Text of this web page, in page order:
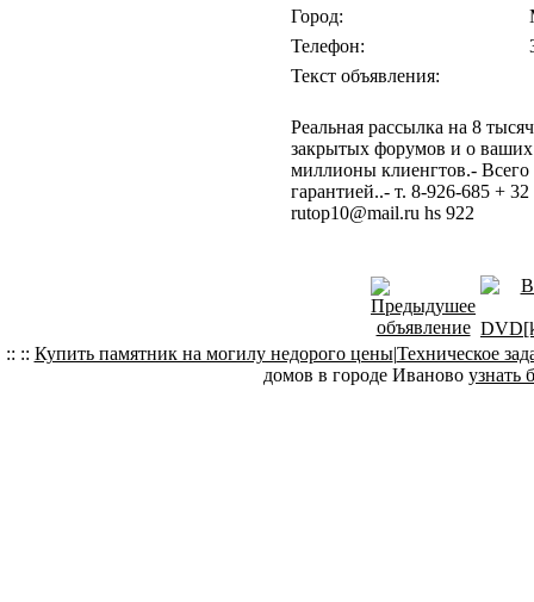
Город:
Телефон:
Текст объявления:
Реальная рассылка на 8
закрытых форумов и о ваших
миллионы клиенгтов.- Всего
гарантией..- т. 8-926-685 +
rutop10@mail.ru hs 922
:: :: Купить памятник на могилу недорого цены|Техническое
домов в городе Иваново узнать